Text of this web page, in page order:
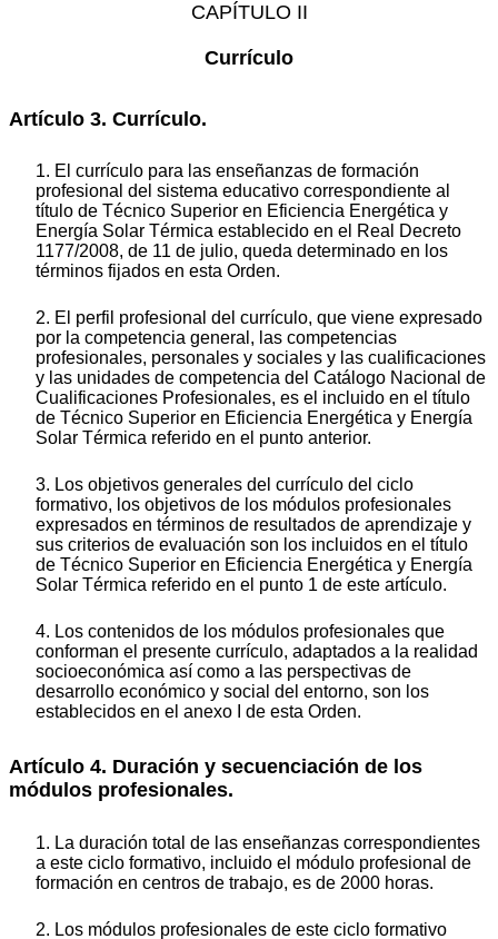
CAPÍTULO II
Currículo
Artículo 3. Currículo.
1. El currículo para las enseñanzas de formación
profesional del sistema educativo correspondiente al
título de Técnico Superior en Eficiencia Energética y
Energía Solar Térmica establecido en el Real Decreto
1177/2008, de 11 de julio, queda determinado en los
términos fijados en esta Orden.
2. El perfil profesional del currículo, que viene expresado
por la competencia general, las competencias
profesionales, personales y sociales y las cualificaciones
y las unidades de competencia del Catálogo Nacional de
Cualificaciones Profesionales, es el incluido en el título
de Técnico Superior en Eficiencia Energética y Energía
Solar Térmica referido en el punto anterior.
3. Los objetivos generales del currículo del ciclo
formativo, los objetivos de los módulos profesionales
expresados en términos de resultados de aprendizaje y
sus criterios de evaluación son los incluidos en el título
de Técnico Superior en Eficiencia Energética y Energía
Solar Térmica referido en el punto 1 de este artículo.
4. Los contenidos de los módulos profesionales que
conforman el presente currículo, adaptados a la realidad
socioeconómica así como a las perspectivas de
desarrollo económico y social del entorno, son los
establecidos en el anexo I de esta Orden.
Artículo 4. Duración y secuenciación de los
módulos profesionales.
1. La duración total de las enseñanzas correspondientes
a este ciclo formativo, incluido el módulo profesional de
formación en centros de trabajo, es de 2000 horas.
2. Los módulos profesionales de este ciclo formativo